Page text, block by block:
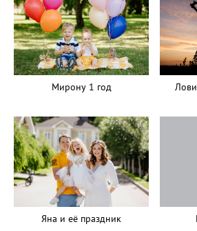
Мирону 1 год
Яна и её праздник